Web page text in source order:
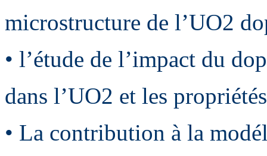
microstructure de l’UO2
• l’étude de l’impact du
dans l’UO2 et les
• La contribution à la